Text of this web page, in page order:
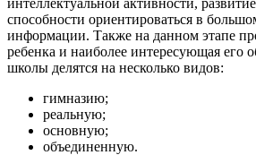
способности ориентироваться в
информации. Также на данном этапе
ребенка и наиболее интересующая его
школы делятся на несколько видов:
гимназию;
реальную;
основную;
объединенную.